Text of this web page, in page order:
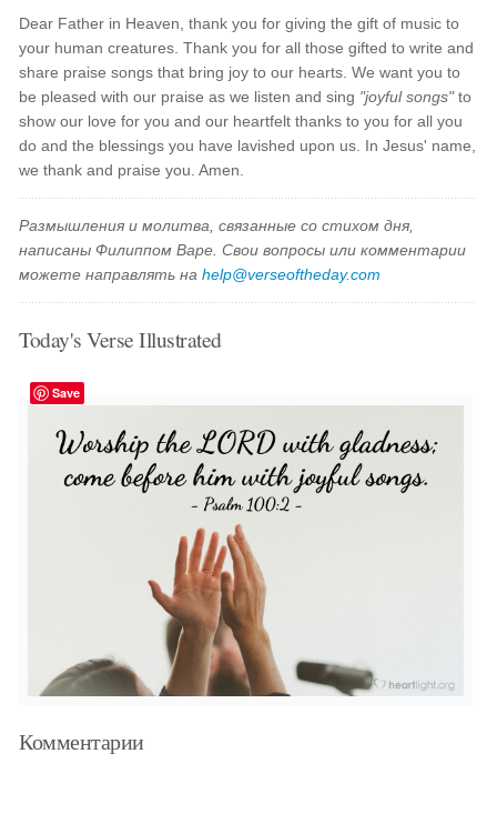
Dear Father in Heaven, thank you for giving the gift of music to
your human creatures. Thank you for all those gifted to write and
share praise songs that bring joy to our hearts. We want you to
be pleased with our praise as we listen and sing "joyful songs"to
show our love for you and our heartfelt thanks to you for all you
do and the blessings you have lavished upon us. In Jesus' name,
we thank and praise you. Amen.
Размышления и молитва, связанные со стихом дня,
написаны Филиппом Варе. Свои вопросы или комментарии
можете направлять наhelp@verseoftheday.com
Today's Verse Illustrated
Save
Комментарии